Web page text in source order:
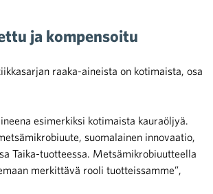
ja kompensoitu
raaka-aineista on kotimaista, osa
esimerkiksi kotimaista kauraöljyä.
suomalainen innovaatio,
Taika-tuotteessa. Metsämikrobiuutteella
merkittävä rooli tuotteissamme”,